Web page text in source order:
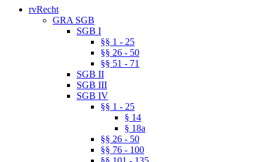
rvRecht
GRA SGB
SGB I
§§ 1 - 25
§§ 26 - 50
§§ 51 - 71
SGB II
SGB III
SGB IV
§§ 1 - 25
§ 14
§ 18a
§§ 26 - 50
§§ 76 - 100